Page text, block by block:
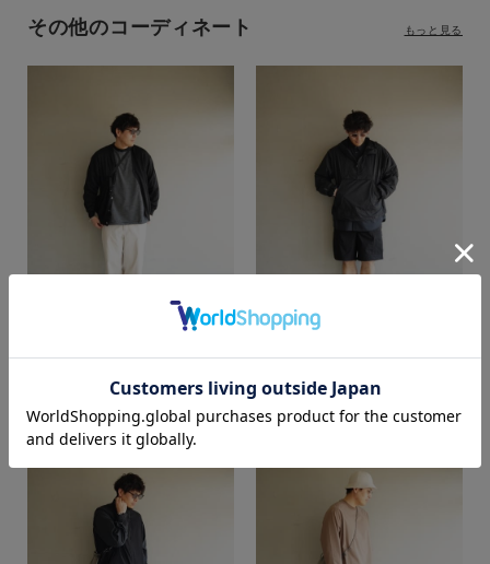
その他のコーディネート
184cm
184cm
もっと見る